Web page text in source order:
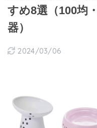
すめ8選（100均
器）
2024/03/06